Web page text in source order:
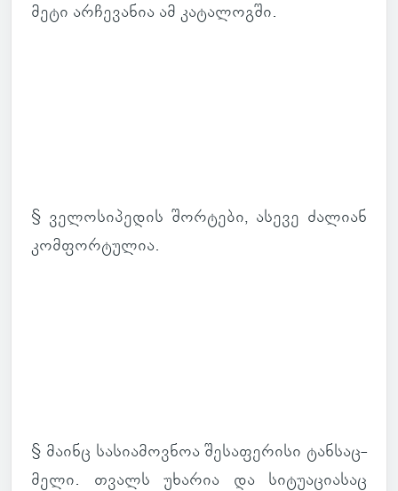
მეტი არ­ჩე­ვა­ნია ამ კა­ტა­ლოგში.
§ ვე­ლო­სი­პე­დის შორ­ტები, ასევე ძა­ლიან
კომ­ფორ­ტუ­ლია.
§ მაინც სა­სი­ა­მოვ­ნოა შე­სა­ფე­რისი ტან­საც­
მელი. თვალს უხა­რია და სი­ტუ­ა­ცი­ა­საც